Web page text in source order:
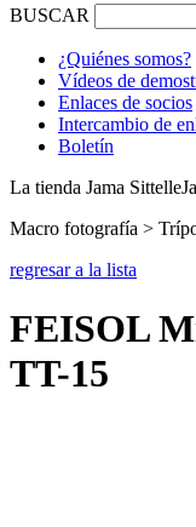
BUSCAR
¿Quiénes somos?
Vídeos de
Enlaces de socios
Intercambio de
Boletín
La tienda Jama Sittelle
Macro fotografía >
regresar a la lista
FEISOL
TT-15